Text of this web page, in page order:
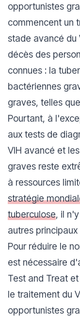
opportunistes
commencent un
stade avancé du
décès des
connues : la
bactériennes
graves, telles
Pourtant, à
aux tests de
VIH avancé et
graves reste
à ressources
stratégie
tuberculose, il
autres
Pour réduire le
est nécessaire
Test and Treat
le traitement du
opportunistes